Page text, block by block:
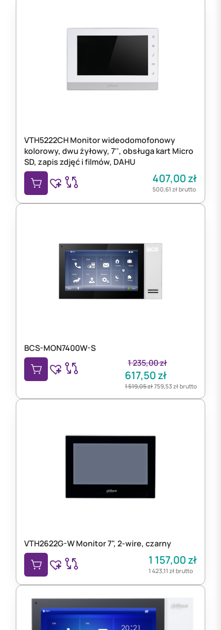
VTH5222CH Monitor wideodomofonowy
kolorowy, dwu żyłowy, 7'', obsługa kart Micro
SD, zapis zdjęć i filmów, DAHU
407,00zł
500,61złbrutto
BCS-MON7400W-S
1 235,00zł
617,50zł
1 519,05zł759,53złbrutto
VTH2622G-W Monitor 7", 2-wire, czarny
1 157,00zł
1 423,11złbrutto